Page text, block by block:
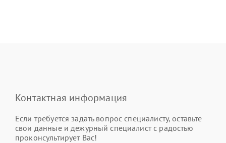
Контактная информация
Если требуется задать вопрос специалисту, оставьте
свои данные и дежурный специалист с радостью
проконсультирует Вас!